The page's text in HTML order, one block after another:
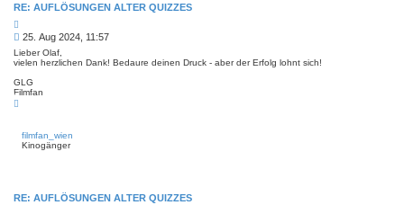
RE: AUFLÖSUNGEN ALTER QUIZZES
i
t
i
e
e
n
B
e
i
r
a
25. Aug 2024, 11:57
Lieber Olaf,
vielen herzlichen Dank! Bedaure deinen Druck - aber der Erfolg lohnt sich!
GLG
Filmfan
h
o
b
filmfan_wien
Kinogänger
RE: AUFLÖSUNGEN ALTER QUIZZES